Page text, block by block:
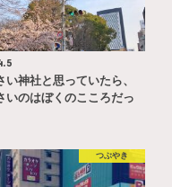
い神社と思っていたら、
いのはぼくのこころだっ
つぶやき